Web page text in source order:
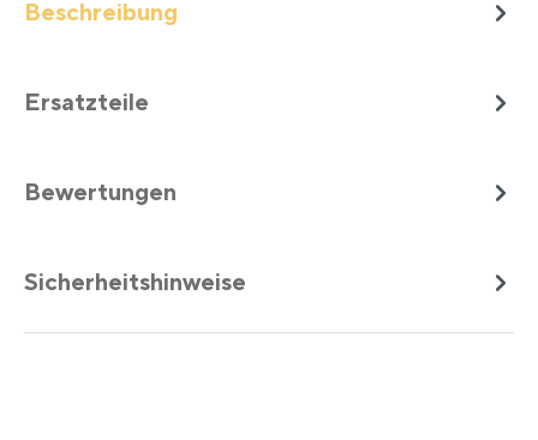
Beschreibung
Ersatzteile
Bewertungen
Sicherheitshinweise